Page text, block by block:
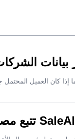
تتبع مصادر العملاء المحتملين في قطاع الأعمال: سير عمل عملي لـ SaleAI